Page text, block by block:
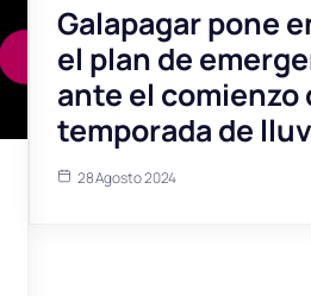
Galapagar pone
el plan de
ante el comienzo
temporada de
28 Agosto 2024